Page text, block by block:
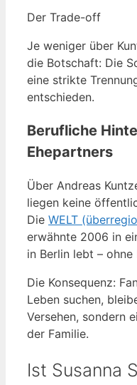
Der Trade-off
Je weniger über
die Botschaft: Die
eine strikte
entschieden.
Berufliche
Ehepartners
Über Andreas
liegen keine
Die WELT
erwähnte 2006 in
in Berlin lebt –
Die Konsequenz:
Leben suchen,
Versehen, sondern
der Familie.
Ist Susanna